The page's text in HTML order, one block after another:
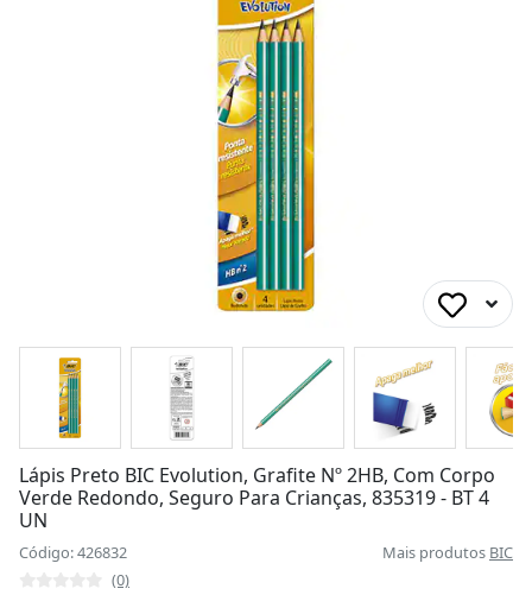
Lápis Preto BIC Evolution, Grafite Nº 2HB, Com Corpo
Verde Redondo, Seguro Para Crianças, 835319 - BT 4
UN
Código: 426832 Mais produtos BIC
(0)